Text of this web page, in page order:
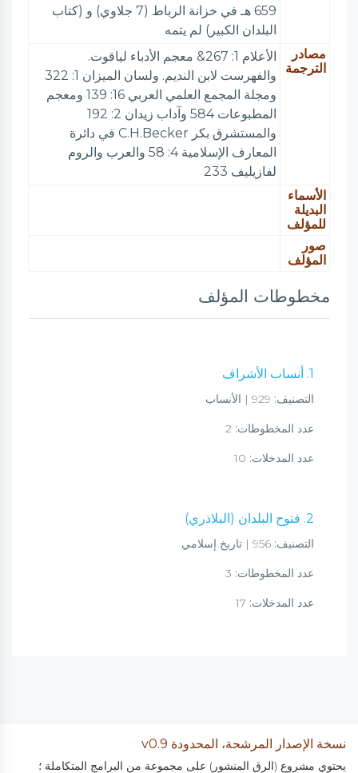
659 هـ في خزانة الرباط (7 جلاوي) و (كتاب
البلدان الكبير) لم يتمه
مصادر
الترجمة
الأعلام 1: 267& معجم الأدباء لياقوت.
والفهرست لابن النديم. ولسان الميزان 1: 322
ومجلة المجمع العلمي العربي 16: 139 ومعجم
المطبوعات 584 وآداب زيدان 2: 192
والمستشرق بكر C.H.Becker في دائرة
المعارف الإسلامية 4: 58 والعرب والروم
لفازيليف 233
الأسماء
البديلة
للمؤلف
صور
المؤلف
مخطوطات المؤلف
1. أنساب الأشراف
التصنيف:
عدد المخطوطات:
عدد المدخلات:
2. فتوح البلدان (البلاذري)
التصنيف:
عدد المخطوطات:
عدد المدخلات:
نسخة الإصدار المرشحة، المحدودة v0.9
يحتوي مشروع (الرق المنشور) على مجموعة من البرامج المتكاملة ؛